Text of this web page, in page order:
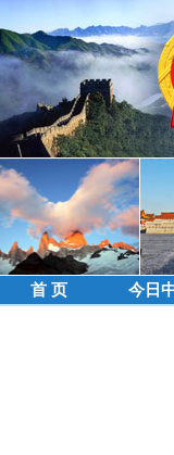
首 页 今日